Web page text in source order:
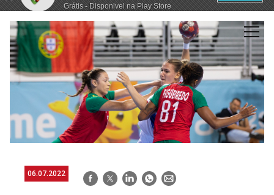
Grátis - Disponivel na Play Store
06.07.2022 Facebook
TwitterLinkedInWhatsApp
E-